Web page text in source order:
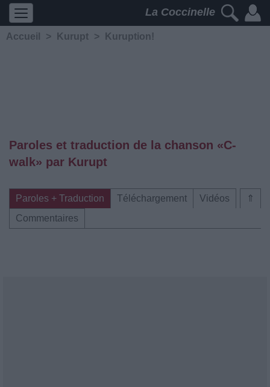
La Coccinelle
Accueil > Kurupt > Kuruption!
Paroles et traduction de la chanson «C-
walk» par Kurupt
⇑
Paroles + Traduction Téléchargement
Vidéos
Commentaires